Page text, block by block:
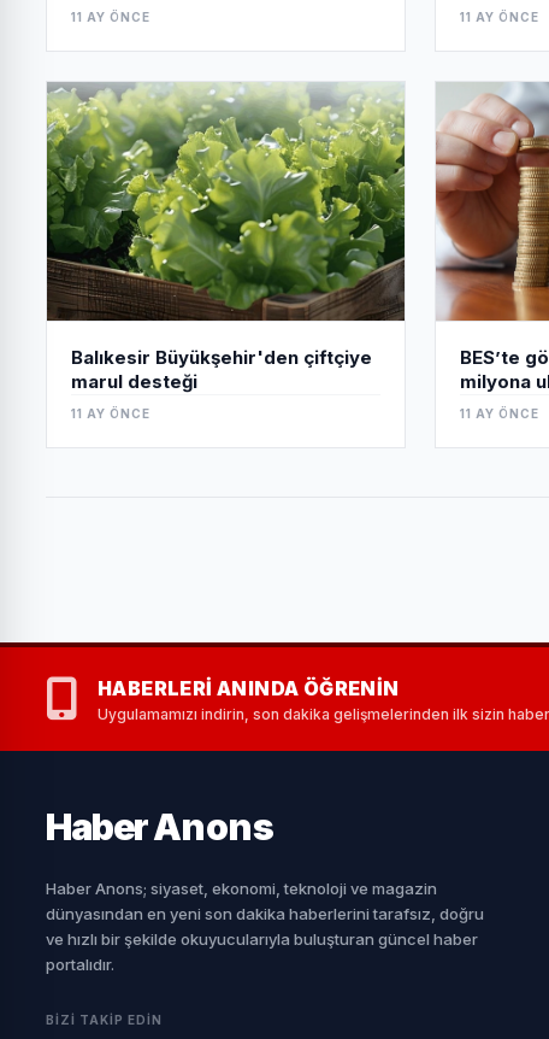
11 AY ÖNCE 11 AY ÖNCE
Balıkesir Büyükşehir'den çiftçiye
marul desteği
11 AY ÖNCE
BES’te
milyona
11 AY ÖNCE
HABERLERI ANINDA ÖĞRENIN
Uygulamamızı indirin, son dakika gelişmelerinden ilk sizin
HaberAnons
Haber Anons; siyaset, ekonomi, teknoloji ve magazin
dünyasından en yeni son dakika haberlerini tarafsız, doğru
ve hızlı bir şekilde okuyucularıyla buluşturan güncel haber
portalıdır.
BIZI TAKIP EDIN